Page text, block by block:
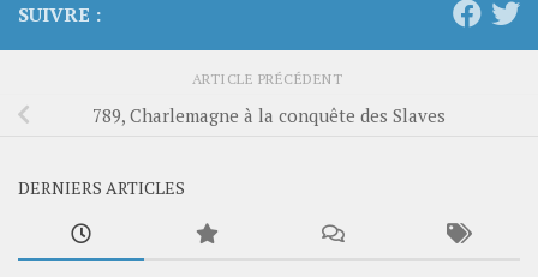
SUIVRE :
ARTICLE PRÉCÉDENT
789, Charlemagne à la conquête des Slaves
DERNIERS ARTICLES